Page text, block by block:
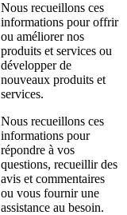
Nous recueillons ces
informations pour offrir
ou améliorer nos
produits et services ou
développer de
nouveaux produits et
services.
Nous recueillons ces
informations pour
répondre à vos
questions, recueillir des
avis et commentaires
ou vous fournir une
assistance au besoin.